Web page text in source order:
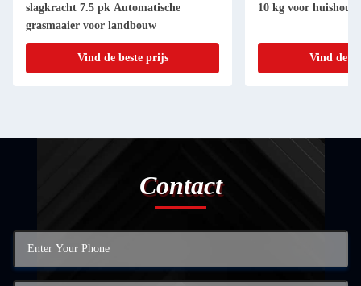
slagkracht 7.5 pk Automatische
grasmaaier voor landbouw
Vind de beste prijs
10 kg voor
Vind de
Contact